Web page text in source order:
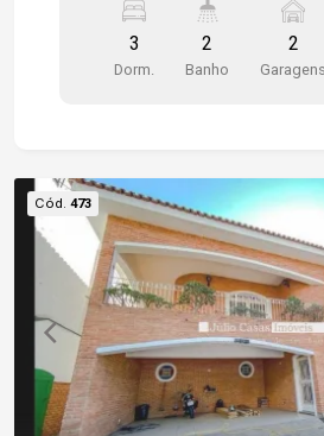
box, área externa possui
lavanderia, espaço com
cômodo para ferramentas,
3
Dorm.
2
Banho
2
Garagens
Cód. 473